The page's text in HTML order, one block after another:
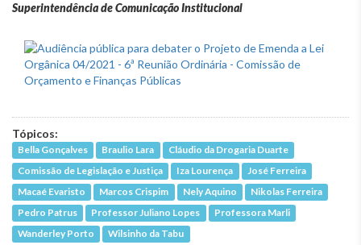
Superintendência de Comunicação Institucional
Tópicos:
Bella Gonçalves Braulio Lara
Cláudio da Drogaria Duarte
Comissão de Legislação e Justiça
Iza Lourença
José Ferreira
Macaé Evaristo
Marcos Crispim Nely Aquino
Nikolas Ferreira
Pedro Patrus
Professor Juliano Lopes
Professora Marli
Wanderley Porto
Wilsinho da Tabu